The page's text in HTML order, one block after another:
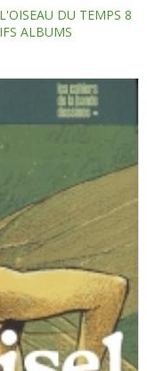
DU TEMPS 8
ALBUMS